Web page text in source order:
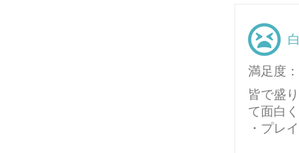
満足度：
皆で盛
て面白
・プレ